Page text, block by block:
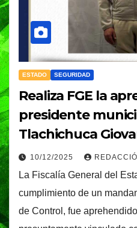
ESTADO SEGURIDAD
Realiza FGE la
presidente
Tlachichuca
10/12/2025
La Fiscalía General del
cumplimiento de un
de Control, fue